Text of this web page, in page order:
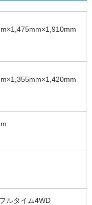
ルタイム4WD